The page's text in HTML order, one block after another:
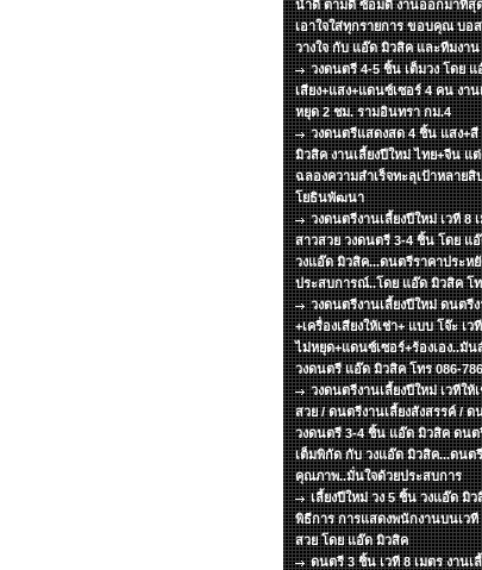
นำดี ตามดี ซ้อมดี งานออกมาที่สุ
เอาใจใส่ทุกรายการ ขอบคุณ บอ
วางใจ กับ แอ๊ด มิวสิค และทีมงาน
วงดนตรี 4-5 ชิ้น เต็มวง โดย แ
เสียง+แสง+แดนซ์เซอร์ 4 คน งา
หยุด 2 ชม. รามอินทรา กม.4
วงดนตรีแสดงสด 4 ชิ้น แสง+
มิวสิค งานเลี้ยงปีใหม่ ไทย+จีน แ
ฉลองความสำเร็จทะลุเป้าหลาย
โยธินพัฒนา
วงดนตรีงานเลี้ยงปีใหม่ เวที 8
สาวสวย วงดนตรี 3-4 ชิ้น โดย แ
วงแอ๊ด มิวสิค...ดนตรีราคาประห
ประสบการณ์..โดย แอ๊ด มิวสิค โท
วงดนตรีงานเลี้ยงปีใหม่ ดนตรี
+เครื่องเสียงให้เช่า+ แบบ โจ๊ะ
ไม่หยุด+แดนซ์เซอร์+ร้องเอง..มั
วงดนตรี แอ๊ด มิวสิค โทร 086-
วงดนตรีงานเลี้ยงปีใหม่ เวทีให้
สวย / ดนตรีงานเลี้ยงสังสรรค์ /
วงดนตรี 3-4 ชิ้น แอ๊ด มิวสิค ดน
เต็มพิกัด กับ วงแอ๊ด มิวสิค...ดนต
คุณภาพ..มั่นใจด้วยประสบการ
เลี้ยงปีใหม่ วง 5 ชิ้น วงแอ๊ด
พิธีการ การแสดงพนักงานบนเวที
สวย โดย แอ๊ด มิวสิค
ดนตรี 3 ชิ้น เวที 8 เมตร งานเ